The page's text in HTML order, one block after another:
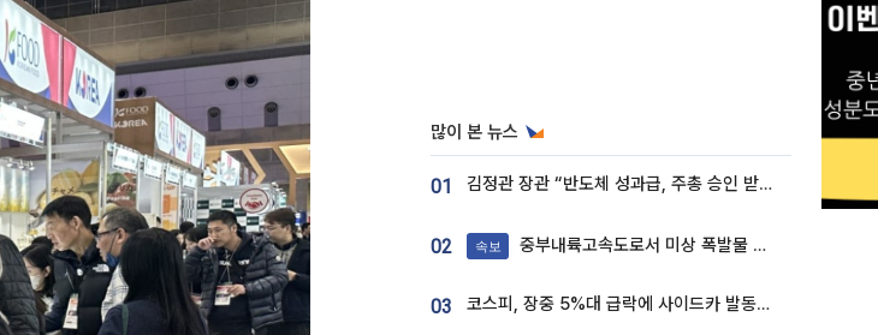
많이 본 뉴스
01 김정관 장관 “반도체 성과급, 주총 승인 받도록”…상법·자본시장법 개정 시사
02 속보 중부내륙고속도로서 미상 폭발물 발견
03 코스피, 장중 5%대 급락에 사이드카 발동…삼성·SK 동반 폭락